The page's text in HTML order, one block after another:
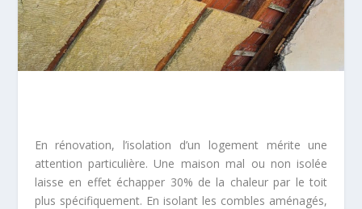
En rénovation, l’isolation d’un logement mérite une
attention particulière. Une maison mal ou non isolée
laisse en effet échapper 30% de la chaleur par le toit
plus spécifiquement. En isolant les combles aménagés,